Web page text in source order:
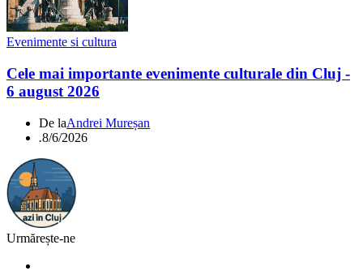
Evenimente si cultura
Cele mai importante evenimente culturale din Cluj -
6 august 2026
De laAndrei Mureșan
.8/6/2026
Urmărește-ne